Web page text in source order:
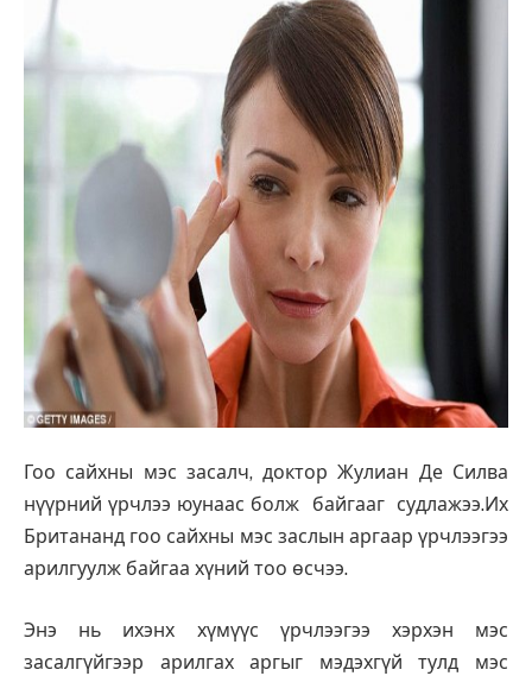
Гоо сайхны мэс засалч, доктор Жулиан Де Силва
нүүрний үрчлээ юунаас болж байгааг судлажээ.Их
Британанд гоо сайхны мэс заслын аргаар үрчлээгээ
арилгуулж байгаа хүний тоо өсчээ.
Энэ нь ихэнх хүмүүс үрчлээгээ хэрхэн мэс
засалгүйгээр арилгах аргыг мэдэхгүй тулд мэс